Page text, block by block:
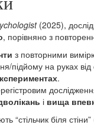
(2025),
, порівняно з
з повторними
підйому на руках
.
і вища
“стільчик біля